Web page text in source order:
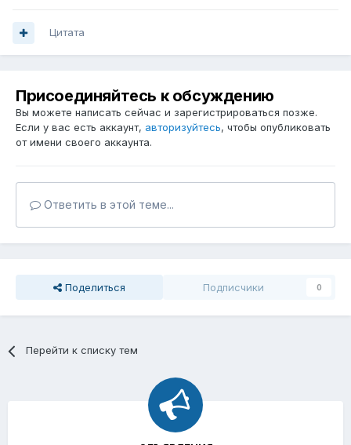
Цитата
Присоединяйтесь к обсуждению
Вы можете написать сейчас и зарегистрироваться позже.
Если у вас есть аккаунт, авторизуйтесь, чтобы опубликовать
от имени своего аккаунта.
Ответить в этой теме...
Поделиться Подписчики 0
Перейти к списку тем